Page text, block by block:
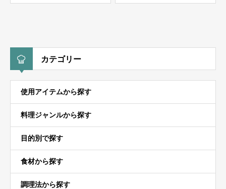
カテゴリー
使用アイテムから探す
料理ジャンルから探す
目的別で探す
食材から探す
調理法から探す